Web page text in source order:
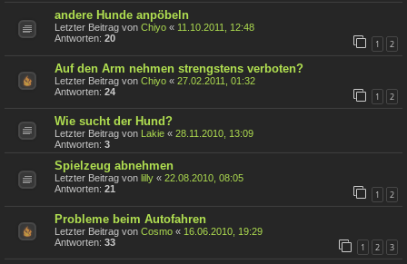
andere Hunde anpöbeln
Letzter Beitrag von Chiyo « 11.10.2011, 12:48
Antworten: 20 1 2
Auf den Arm nehmen strengstens verboten?
Letzter Beitrag von Chiyo « 27.02.2011, 01:32
Antworten: 24 1 2
Wie sucht der Hund?
Letzter Beitrag von Lakie « 28.11.2010, 13:09
Antworten: 3
Spielzeug abnehmen
Letzter Beitrag von lilly « 22.08.2010, 08:05
Antworten: 21 1 2
Probleme beim Autofahren
Letzter Beitrag von Cosmo « 16.06.2010, 19:29
Antworten: 33 1 2 3